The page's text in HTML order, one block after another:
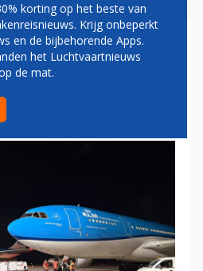
GESTRAND
WACHT
korting op het beste van
Krijg onbeperkt
en de bijbehorende Apps.
het Luchtvaartnieuws
de mat.